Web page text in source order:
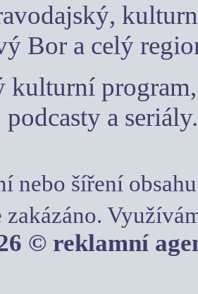
Bor a celý
kulturní
podcasty a seriály.
nebo šíření
© reklamní